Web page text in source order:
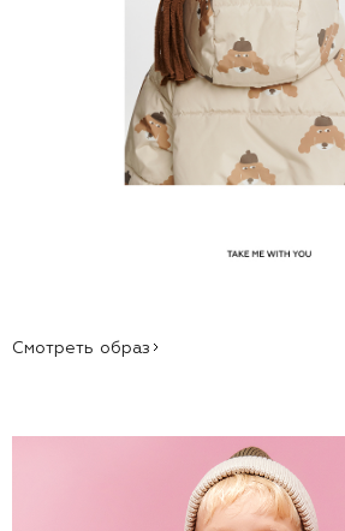
Смотреть образ